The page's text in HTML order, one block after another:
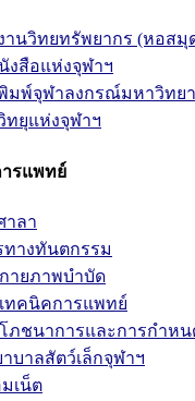
านวิทยทรัพยากร (หอสมุ
งสือแห่งจุฬาฯ
มพ์จุฬาลงกรณ์มหาวิทย
ทยุแห่งจุฬาฯ
รแพทย์
าลา
ทางทันตกรรม
ายภาพบำบัด
ทคนิคการแพทย์
ภชนาการและการกำหน
บาลสัตว์เล็กจุฬาฯ
เน็ต